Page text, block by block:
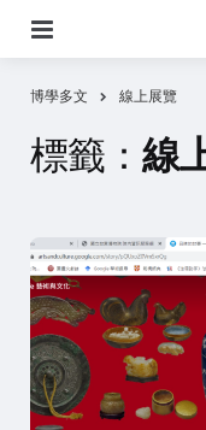
博學多文 線上展覽
標籤： 線